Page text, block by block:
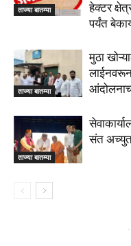
ताज्या बातम्या
हेक्टर
पर्यंत
ताज्या बातम्या
मुठा
लाईनवरून
ताज्या बातम्या
संत अच्युत
-